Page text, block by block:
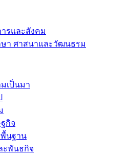
รและสังคม
ษา ศาสนาและวัฒนธรม
เป็นมา
กิจ
พื้นฐาน
ะพันธกิจ